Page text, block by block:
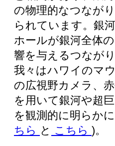
の物理的なつなが
られています。銀
ホールが銀河全体
響を与えるつなが
我々はハワイのマ
の広視野カメラ、
を用いて銀河や超
を観測的に明らか
ちら と こちら )。